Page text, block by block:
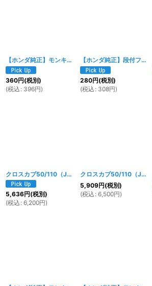
【ホンダ純正】モンキーリヤーフェンダーセッティングボルト [90160-165-000]
360円(税別)
(税込 : 396円)
【ホンダ純正】段付フランジボルト6mm [90111-162-000相当]
280円(税別)
(税込 : 308円)
クロスカブ50/110（JA10/JA06/JA45/JA60型）用 フロントエンブレムセット TYPE-2
5,636円(税別)
(税込 : 6,200円)
クロスカブ50/110（JA10/JA06/JA45/JA60型）用 フロントエンブレムセット TYPE-1
5,909円(税別)
(税込 : 6,500円)